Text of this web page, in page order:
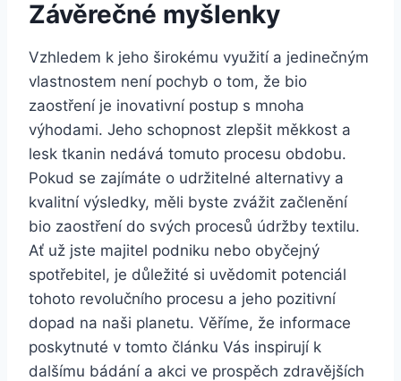
Závěrečné myšlenky
Vzhledem k jeho širokému využití a ⁣jedinečným
vlastnostem není pochyb o tom, že bio
zaostření je inovativní postup s mnoha
výhodami. Jeho schopnost zlepšit měkkost a
lesk tkanin nedává tomuto​ procesu obdobu.
Pokud se zajímáte ⁢o udržitelné alternativy a
kvalitní výsledky, měli⁢ byste zvážit začlenění
bio zaostření do svých procesů údržby textilu.
Ať už jste‍ majitel podniku nebo obyčejný
spotřebitel, je důležité si uvědomit potenciál
tohoto revolučního procesu a jeho pozitivní
dopad na naši planetu. Věříme, že informace
poskytnuté v tomto článku Vás inspirují​ k
dalšímu bádání a akci ve prospěch zdravějších